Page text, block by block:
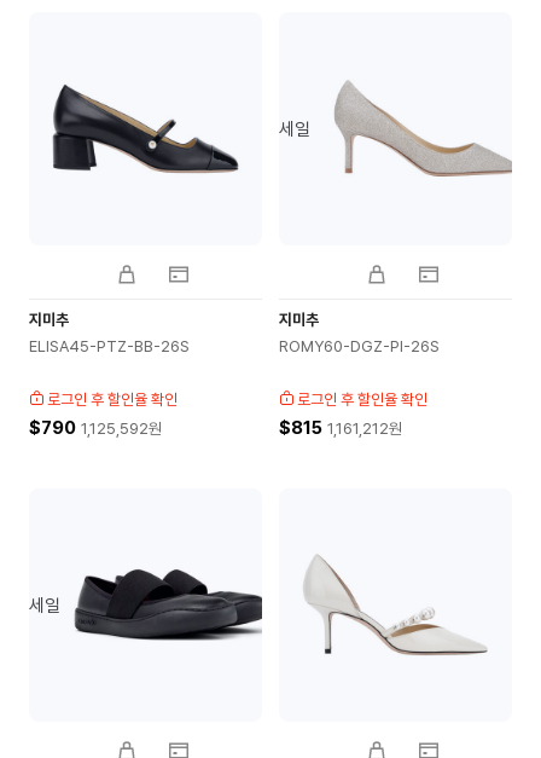
지미추
ELISA45-PTZ-BB-26S
로그인 후 할인율 확인
$790 1,125,592원
세일
지미추
ROMY60-DGZ-PI-26S
로그인 후 할인율 확인
$815 1,161,212원
세일